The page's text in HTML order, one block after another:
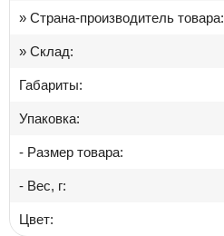
» Страна-производитель товара:
» Склад:
Габариты:
Упаковка:
- Размер товара:
- Вес, г:
Цвет: